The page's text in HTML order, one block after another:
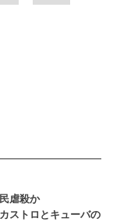
虐殺か
ストロとキューバの